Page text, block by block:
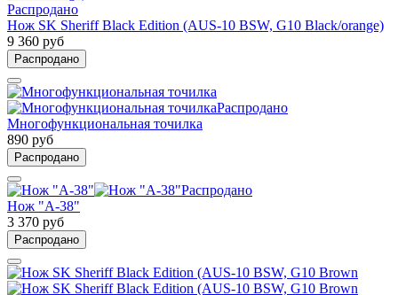
Распродано
Нож SK Sheriff Black Edition (AUS-10 BSW, G10 Black/orange)
9 360 руб
Распродано
Распродано
Многофункциональная точилка
890 руб
Распродано
Распродано
Нож "А-38"
3 370 руб
Распродано